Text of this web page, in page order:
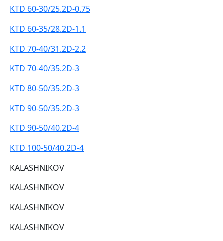
KTD 60-30/25.2D-0.75
KTD 60-35/28.2D-1.1
KTD 70-40/31.2D-2.2
KTD 70-40/35.2D-3
KTD 80-50/35.2D-3
KTD 90-50/35.2D-3
KTD 90-50/40.2D-4
KTD 100-50/40.2D-4
KALASHNIKOV
KALASHNIKOV
KALASHNIKOV
KALASHNIKOV